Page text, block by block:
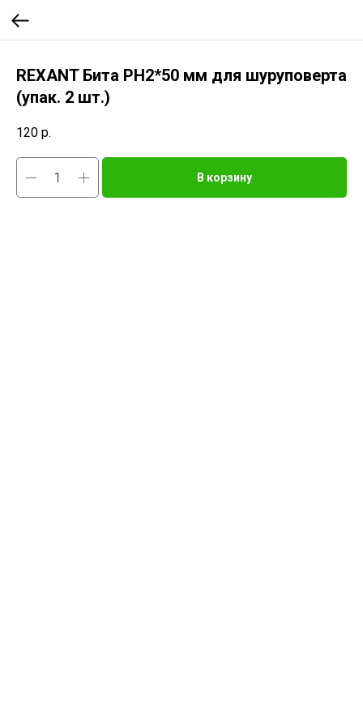
REXANT Бита PH2*50 мм для шуруповерта
(упак. 2 шт.)
120 р.
В корзину